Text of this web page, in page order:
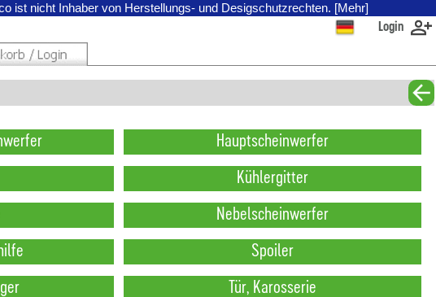
ist nicht Inhaber von Herstellungs- und Desigschutzrechten. [Mehr]
Login
Hauptscheinwerfer
Kühlergitter
Nebelscheinwerfer
Spoiler
Tür, Karosserie